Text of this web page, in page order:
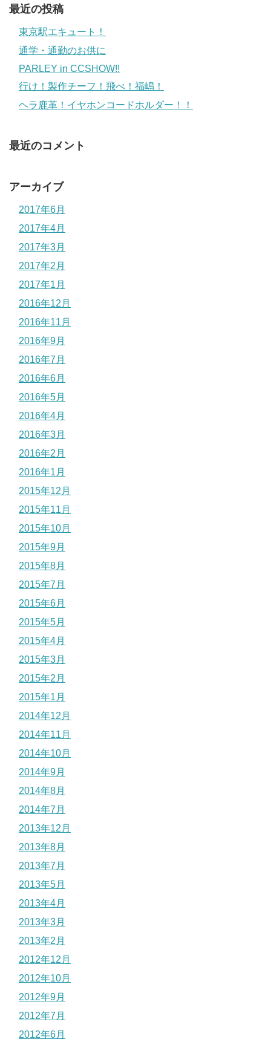
最近の投稿
東京駅エキュート！
通学・通勤のお供に
PARLEY in CCSHOW!!
行け！製作チーフ！飛べ！福嶋！
ヘラ鹿革！イヤホンコードホルダー！！
最近のコメント
アーカイブ
2017年6月
2017年4月
2017年3月
2017年2月
2017年1月
2016年12月
2016年11月
2016年9月
2016年7月
2016年6月
2016年5月
2016年4月
2016年3月
2016年2月
2016年1月
2015年12月
2015年11月
2015年10月
2015年9月
2015年8月
2015年7月
2015年6月
2015年5月
2015年4月
2015年3月
2015年2月
2015年1月
2014年12月
2014年11月
2014年10月
2014年9月
2014年8月
2014年7月
2013年12月
2013年8月
2013年7月
2013年5月
2013年4月
2013年3月
2013年2月
2012年12月
2012年10月
2012年9月
2012年7月
2012年6月